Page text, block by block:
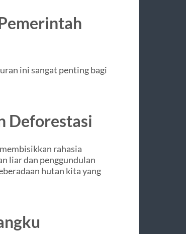
ini sangat penting bagi
Deforestasi
rahasia
liar dan penggundulan
hutan kita yang